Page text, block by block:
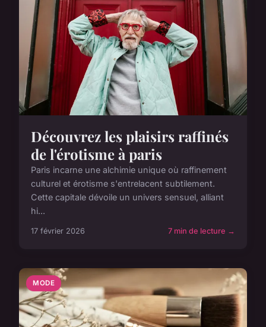
Découvrez les plaisirs raffinés
de l'érotisme à paris
Paris incarne une alchimie unique où raffinement
culturel et érotisme s'entrelacent subtilement.
Cette capitale dévoile un univers sensuel, alliant
hi...
17 février 2026 7 min de lecture →
MODE